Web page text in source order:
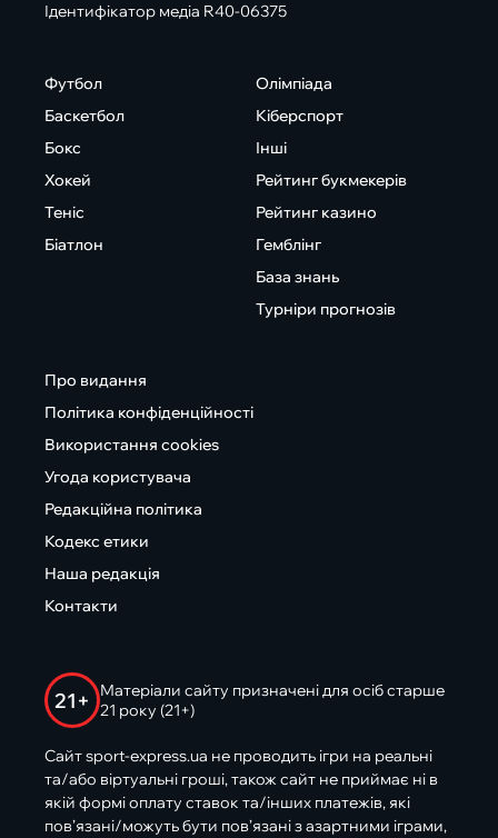
Ідентифікатор медіа R40-06375
Футбол
Баскетбол
Бокс
Хокей
Теніс
Біатлон
Олімпіада
Кіберспорт
Інші
Рейтинг букмекерів
Рейтинг казино
Гемблінг
База знань
Турніри прогнозів
Про видання
Політика конфіденційності
Використання cookies
Угода користувача
Редакційна політика
Кодекс етики
Наша редакція
Контакти
21+
Матеріали сайту призначені для осіб старше
21 року (21+)
Сайт sport-express.ua не проводить ігри на реальні
та/або віртуальні гроші, також сайт не приймає ні в
якій формі оплату ставок та/інших платежів, які
пов’язані/можуть бути пов’язані з азартними іграми,